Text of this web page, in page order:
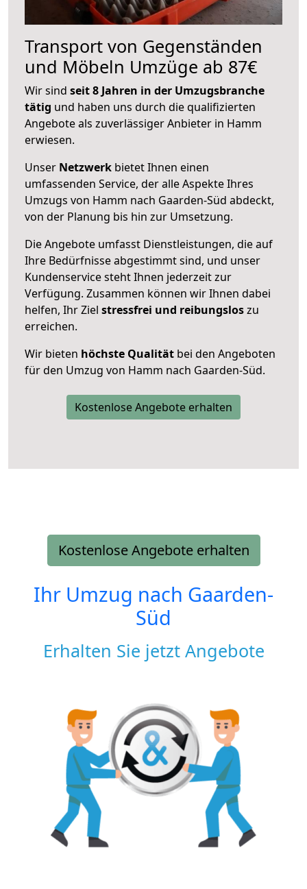
Transport von Gegenständen
und Möbeln Umzüge ab 87€
Wir sind seit 8 Jahren in der Umzugsbranche
tätig und haben uns durch die qualifizierten
Angebote als zuverlässiger Anbieter in Hamm
erwiesen.
Unser Netzwerk bietet Ihnen einen
umfassenden Service, der alle Aspekte Ihres
Umzugs von Hamm nach Gaarden-Süd abdeckt,
von der Planung bis hin zur Umsetzung.
Die Angebote umfasst Dienstleistungen, die auf
Ihre Bedürfnisse abgestimmt sind, und unser
Kundenservice steht Ihnen jederzeit zur
Verfügung. Zusammen können wir Ihnen dabei
helfen, Ihr Ziel stressfrei und reibungsloszu
erreichen.
Wir bieten höchste Qualität bei den Angeboten
für den Umzug von Hamm nach Gaarden-Süd.
Kostenlose Angebote erhalten
Kostenlose Angebote erhalten
Ihr Umzug nach Gaarden-
Süd
Erhalten Sie jetzt Angebote